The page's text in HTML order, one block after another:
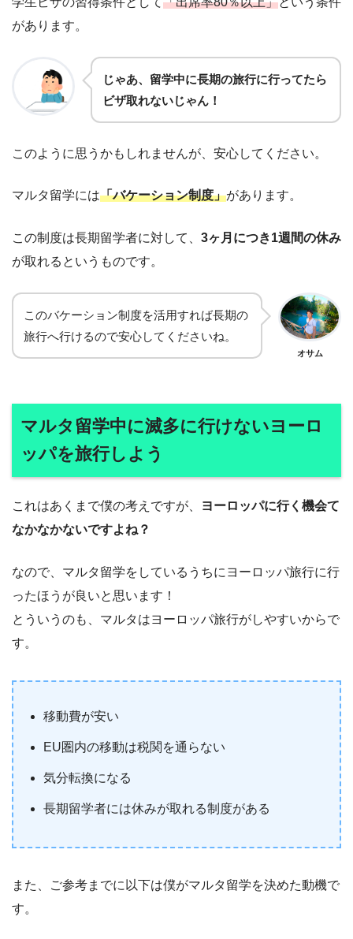
があります。
じゃあ、留学中に長期の旅行に行ってたら
ビザ取れないじゃん！
このように思うかもしれませんが、安心してください。
マルタ留学には「バケーション制度」があります。
この制度は長期留学者に対して、 3ヶ月につき1週間の休み
が取れるというものです。
このバケーション制度を活用すれば長期の
旅行へ行けるので安心してくださいね。
オサム
マルタ留学中に滅多に行けないヨーロ
ッパを旅行しよう
これはあくまで僕の考えですが、
ヨーロッパに行く機会て
なかなかないですよね？
なので、マルタ留学をしているうちにヨーロッパ旅行に行
ったほうが良いと思います！
とういうのも、マルタはヨーロッパ旅行がしやすいからで
す。
移動費が安い
EU圏内の移動は税関を通らない
気分転換になる
長期留学者には休みが取れる制度がある
また、ご参考までに以下は僕がマルタ留学を決めた動機で
す。